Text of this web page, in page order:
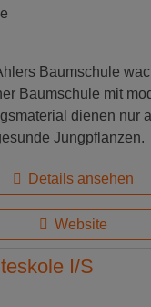
Baumschule
Baumschule mit
dienen nur
Jungpflanzen.
Details ansehen
Website
I/S